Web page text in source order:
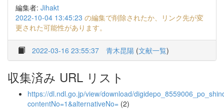
編集者: Jihakt
2022-10-04 13:45:23 の編集で削除されたか、リンク先が変
更された可能性があります。
2022-03-16 23:55:37 青木昆陽 (文献一覧)
収集済み URL リスト
https://dl.ndl.go.jp/view/download/
contentNo=1&alternativeNo= (2)